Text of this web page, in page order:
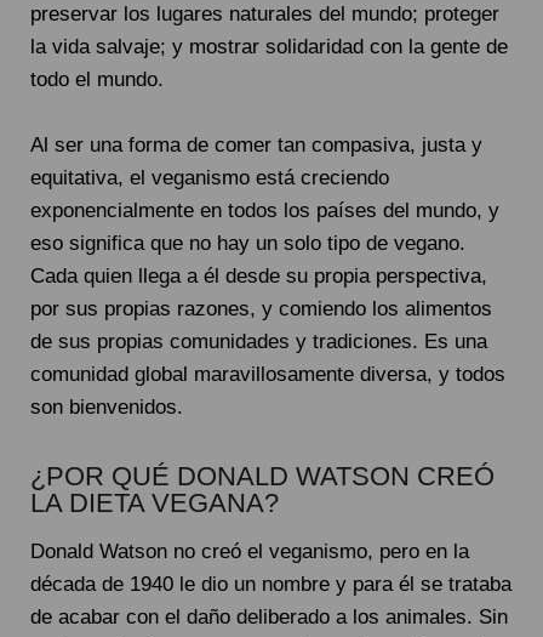
preservar los lugares naturales del mundo; proteger
la vida salvaje; y mostrar solidaridad con la gente de
todo el mundo.
Al ser una forma de comer tan compasiva, justa y
equitativa, el veganismo está creciendo
exponencialmente en todos los países del mundo, y
eso significa que no hay un solo tipo de vegano.
Cada quien llega a él desde su propia perspectiva,
por sus propias razones, y comiendo los alimentos
de sus propias comunidades y tradiciones. Es una
comunidad global maravillosamente diversa, y todos
son bienvenidos.
¿POR QUÉ DONALD WATSON CREÓ
LA DIETA VEGANA?
Donald Watson no creó el veganismo, pero en la
década de 1940 le dio un nombre y para él se trataba
de acabar con el daño deliberado a los animales. Sin